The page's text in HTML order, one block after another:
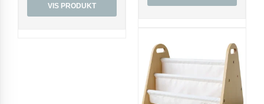
VIS PRODUKT